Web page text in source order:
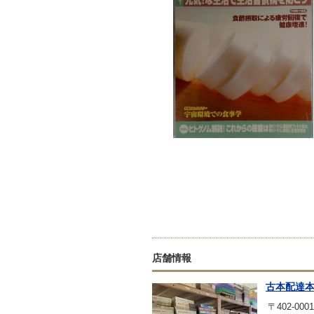
店舗情報
古本配達
〒402-0001